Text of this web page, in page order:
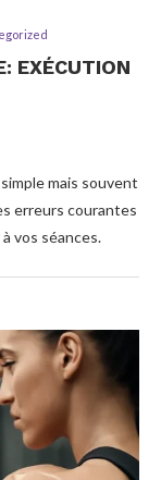
EXÉCUTION
mais souvent
erreurs courantes
vos séances.